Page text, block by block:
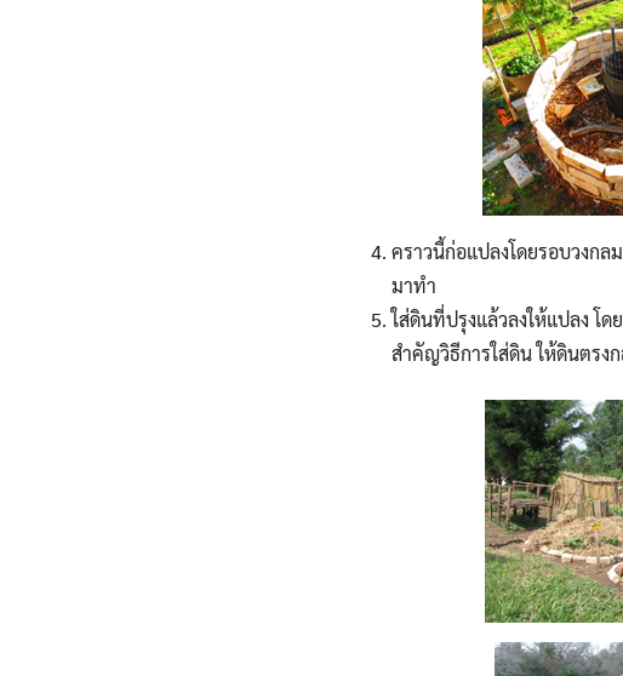
คราวนี้ก่อแปลงโดยรอบวงกล
มาทำ
ใส่ดินที่ปรุงแล้วลงให้แปลง โ
สำคัญวิธีการใส่ดิน ให้ดินตรง